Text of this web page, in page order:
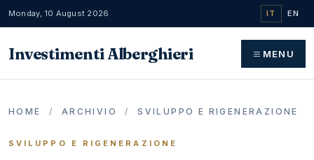
Monday, 10 August 2026 IT EN
Investimenti Alberghieri MENU
HOME / ARCHIVIO / SVILUPPO E RIGENERAZIONE
SVILUPPO E RIGENERAZIONE